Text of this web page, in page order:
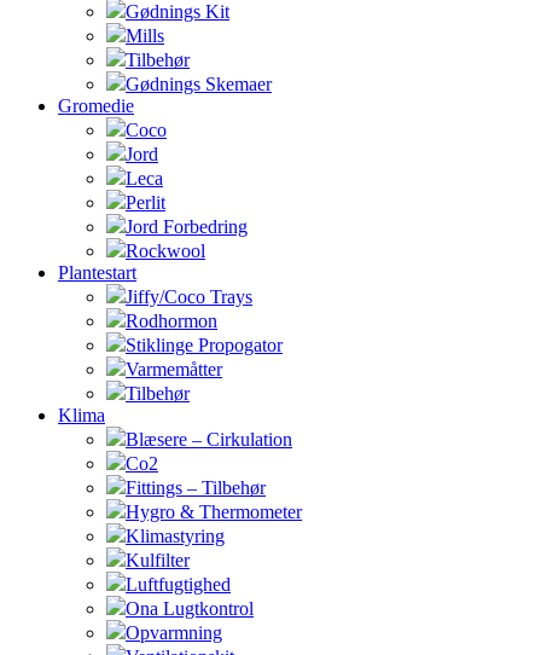
Gødnings Kit
Mills
Tilbehør
Gødnings Skemaer
Gromedie
Coco
Jord
Leca
Perlit
Jord Forbedring
Rockwool
Plantestart
Jiffy/Coco Trays
Rodhormon
Stiklinge Propogator
Varmemåtter
Tilbehør
Klima
Blæsere – Cirkulation
Co2
Fittings – Tilbehør
Hygro & Thermometer
Klimastyring
Kulfilter
Luftfugtighed
Ona Lugtkontrol
Opvarmning